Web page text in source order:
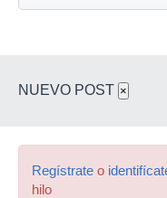
NUEVO POST ×
Regístrate o
hilo